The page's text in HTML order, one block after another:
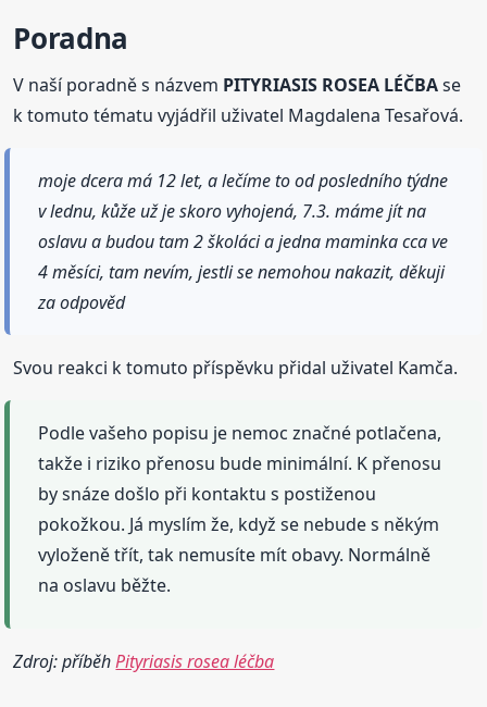
Poradna
V naší poradně s názvem PITYRIASIS ROSEA LÉČBAse
k tomuto tématu vyjádřil uživatel Magdalena Tesařová.
moje dcera má 12 let, a lečíme to od posledního týdne
v lednu, kůže už je skoro vyhojená, 7.3. máme jít na
oslavu a budou tam 2 školáci a jedna maminka cca ve
4 měsíci, tam nevím, jestli se nemohou nakazit, děkuji
za odpověd
Svou reakci k tomuto příspěvku přidal uživatel Kamča.
Podle vašeho popisu je nemoc značné potlačena,
takže i riziko přenosu bude minimální. K přenosu
by snáze došlo při kontaktu s postiženou
pokožkou. Já myslím že, když se nebude s někým
vyloženě třít, tak nemusíte mít obavy. Normálně
na oslavu běžte.
Zdroj: příběhPityriasis rosea léčba